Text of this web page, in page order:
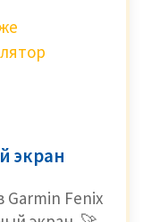
экран
Fenix